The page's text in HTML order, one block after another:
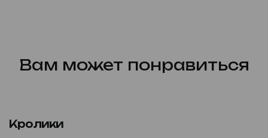
Вам может понравиться
Кролики